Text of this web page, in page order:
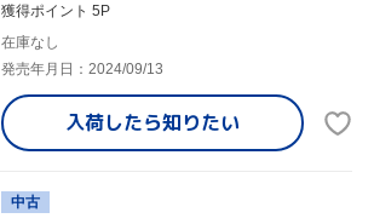
獲得ポイント 5P
在庫なし
発売年月日：2024/09/13
入荷したら知りたい
中古